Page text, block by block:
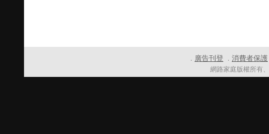
． 廣告刊登 ． 消費者保護
網路家庭版權所有